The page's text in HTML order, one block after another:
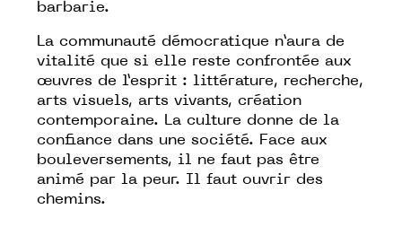
barbarie.
La communauté démocratique n’aura de
vitalité que si elle reste confrontée aux
œuvres de l’esprit : littérature, recherche,
arts visuels, arts vivants, création
contemporaine. La culture donne de la
confiance dans une société. Face aux
bouleversements, il ne faut pas être
animé par la peur. Il faut ouvrir des
chemins.